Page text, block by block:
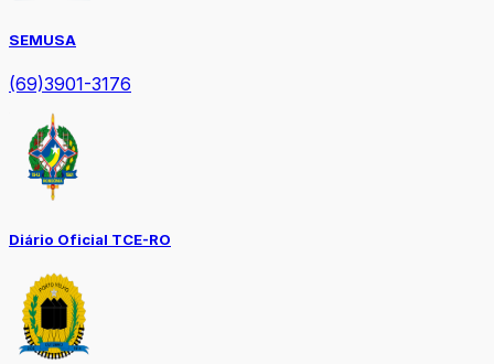
SEMUSA
(69)3901-3176
Diário Oficial TCE-RO